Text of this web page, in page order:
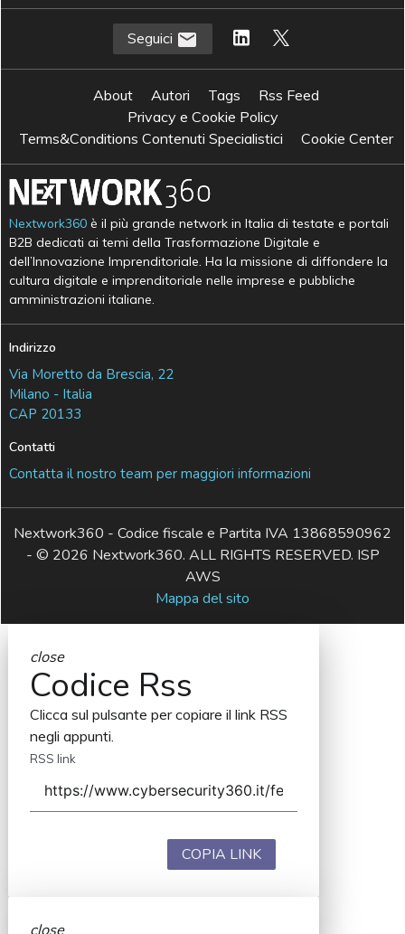
Seguici
About Autori Tags
Rss Feed
Privacy e Cookie Policy
Terms&Conditions Contenuti Specialistici
Cookie Center
Nextwork360 è il più grande network in Italia di testate e portali
B2B dedicati ai temi della Trasformazione Digitale e
dell’Innovazione Imprenditoriale. Ha la missione di diffondere la
cultura digitale e imprenditoriale nelle imprese e pubbliche
amministrazioni italiane.
Indirizzo
Via Moretto da Brescia, 22
Milano - Italia
CAP 20133
Contatti
Contatta il nostro team per maggiori informazioni
Nextwork360 - Codice fiscale e Partita IVA 13868590962
- © 2026 Nextwork360. ALL RIGHTS RESERVED. ISP
AWS
Mappa del sito
close
Codice Rss
Clicca sul pulsante per copiare il link RSS
negli appunti.
RSS link
COPIA LINK
close